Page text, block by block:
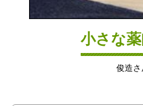
小さな
俊造さ